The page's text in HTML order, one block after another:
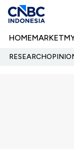
HOMEMARKET
RESEARCH